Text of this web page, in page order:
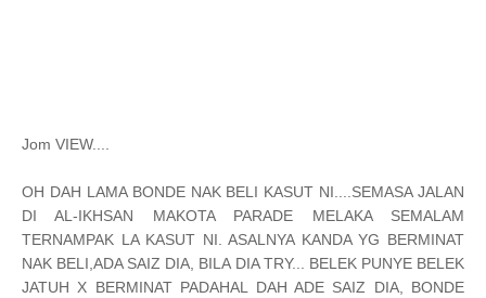
Jom VIEW....
OH DAH LAMA BONDE NAK BELI KASUT NI....SEMASA JALAN
DI AL-IKHSAN MAKOTA PARADE MELAKA SEMALAM
TERNAMPAK LA KASUT NI. ASALNYA KANDA YG BERMINAT
NAK BELI,ADA SAIZ DIA, BILA DIA TRY... BELEK PUNYE BELEK
JATUH X BERMINAT PADAHAL DAH ADE SAIZ DIA, BONDE